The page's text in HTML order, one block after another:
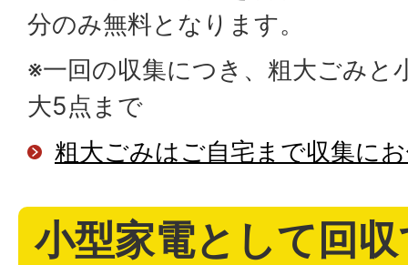
分のみ無料となります。
※一回の収集につき、粗大ごみと
大5点まで
粗大ごみはご自宅まで収集に
小型家電として回